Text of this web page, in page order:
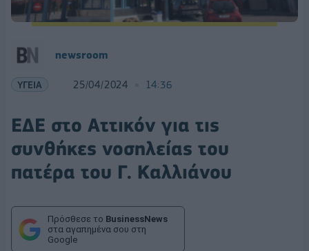
newsroom
ΥΓΕΙΑ 25/04/2024 14:36
ΕΔΕ στο Αττικόν για τις
συνθήκες νοσηλείας του
πατέρα του Γ. Καλλιάνου
Πρόσθεσε το BusinessNews
στα αγαπημένα σου στη
Google